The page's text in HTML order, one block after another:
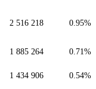
2 516 218 0.95%
1 885 264 0.71%
1 434 906 0.54%